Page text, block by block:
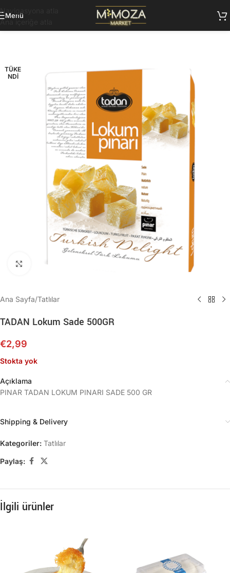
Navigasyona atla
Ana içeriğe atla
Menü
TÜKE
NDI
Büyütmek için tıklayın
Ana Sayfa/Tatlılar
TADAN Lokum Sade 500GR
€2,99
Stokta yok
Açıklama
PINAR TADAN LOKUM PINARI SADE 500 GR
Shipping & Delivery
Kategoriler: Tatlılar
Paylaş:
İlgili ürünler